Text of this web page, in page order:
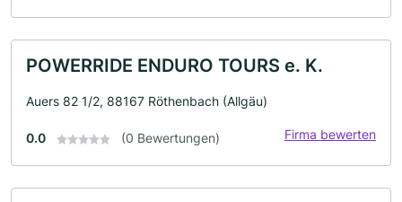
POWERRIDE ENDURO TOURS e. K.
Auers 82 1/2, 88167 Röthenbach (Allgäu)
0.0 (0 Bewertungen) Firma bewerten